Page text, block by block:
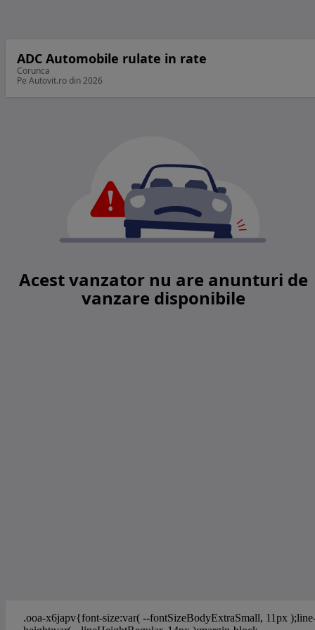
ADC Automobile rulate in rate
Corunca
Pe Autovit.ro din 2026
Acest vanzator nu are anunturi de
vanzare disponibile